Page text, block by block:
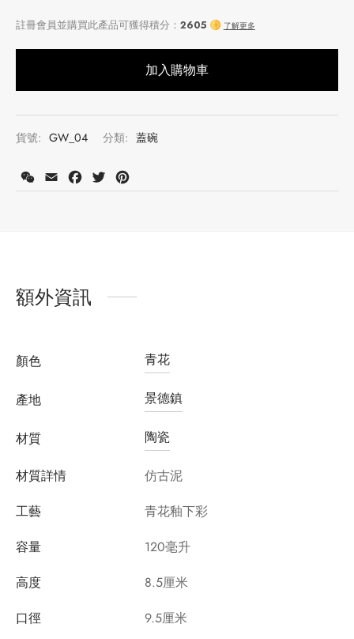
加入購物車
貨號: GW_04 分類: 蓋碗
WeChat
Email Facebook
Twitter
額外資訊
顏色 青花
產地 景德鎮
材質 陶瓷
材質詳情
仿古泥
工藝
青花釉下彩
容量
120毫升
高度
8.5厘米
口徑
9.5厘米